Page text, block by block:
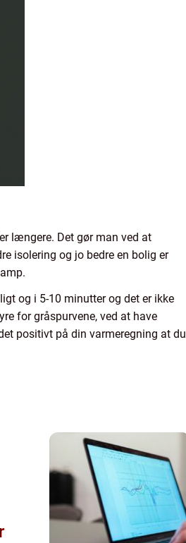
længere. Det gør man ved at
isolering og jo bedre en bolig er
og i 5-10 minutter og det er ikke
for gråspurvene, ved at have
positivt på din varmeregning at du